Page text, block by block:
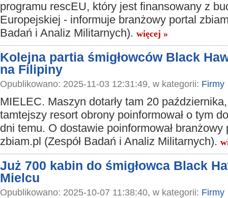
programu rescEU, który jest finansowany z
Europejskiej - informuje branżowy portal
Badań i Analiz Militarnych). więcej »
Kolejna partia śmigłowców Black
na Filipiny
Opublikowano: 2025-11-03 12:31:49, w kategorii: Firmy
MIELEC. Maszyn dotarły tam 20
tamtejszy resort obrony poinformował o tym
dni temu. O dostawie poinformował branżowy
zbiam.pl (Zespół Badań i Analiz Militarnych).
Już 700 kabin do śmigłowca Black
Mielcu
Opublikowano: 2025-10-07 11:38:40, w kategorii: Firmy